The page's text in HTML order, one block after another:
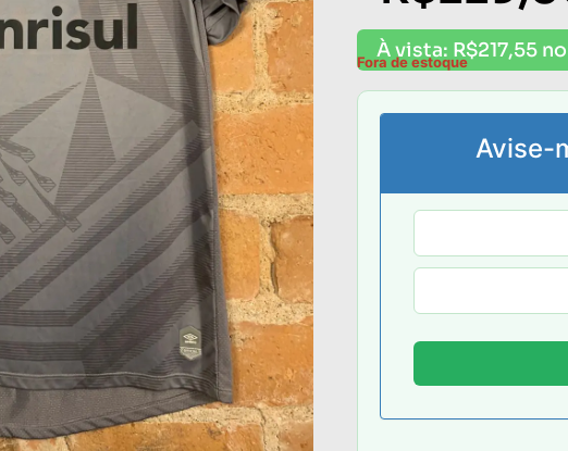
À vista: R$217,55
Fora de estoque
Avise-